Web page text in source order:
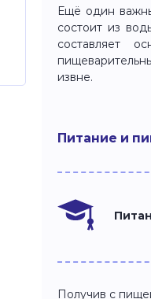
Ещё один
состоит из
составляет
извне.
Питание и
Получив с